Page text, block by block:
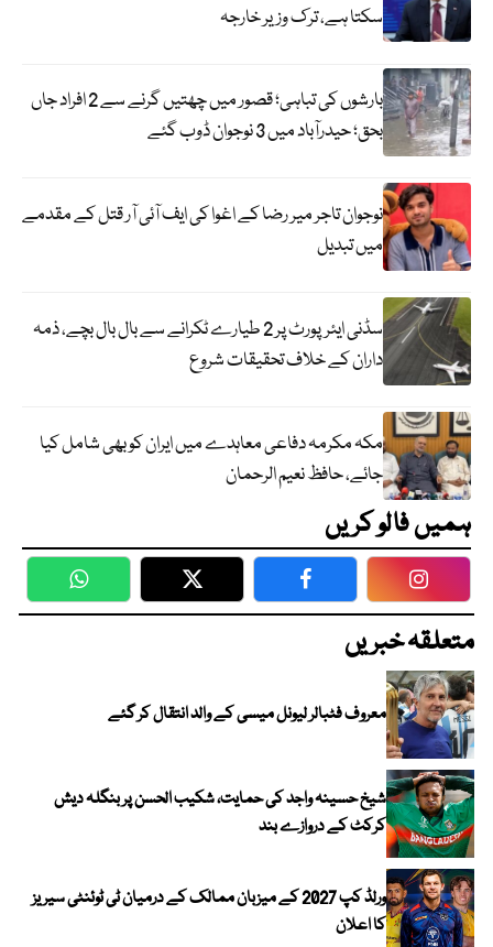
سکتا ہے، ترک وزیر خارجہ
بارشوں کی تباہی؛ قصور میں چھتیں گرنے سے 2 افراد جاں
بحق؛ حیدرآباد میں 3 نوجوان ڈوب گئے
نوجوان تاجر میر رضا کے اغوا کی ایف آئی آر قتل کے مقدمے
میں تبدیل
سڈنی ایئرپورٹ پر 2 طیارے ٹکرانے سے بال بال بچے، ذمہ
داران کے خلاف تحقیقات شروع
مکہ مکرمہ دفاعی معاہدے میں ایران کو بھی شامل کیا
جائے، حافظ نعیم الرحمان
ہمیں فالو کریں
WhatsApp Twitter Facebook
متعلقہ خبریں
معروف فٹبالر لیونل میسی کے والد انتقال کر گئے
شیخ حسینہ واجد کی حمایت، شکیب الحسن پر بنگلہ دیش
کرکٹ کے دروازے بند
ورلڈ کپ 2027 کے میزبان ممالک کے درمیان ٹی ٹوئنٹی سیریز
کا اعلان